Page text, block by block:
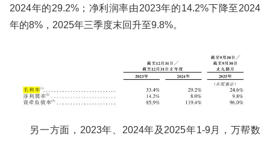
2024年的29.2%；净利润率由2023年的14.2%下降至2024
年的8%，2025年三季度末回升至9.8%。
另一方面，2023年、2024年及2025年1-9月，万帮数